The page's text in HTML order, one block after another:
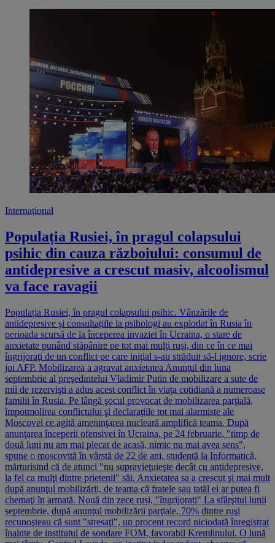
Internațional
Populația Rusiei, în pragul colapsului
psihic din cauza războiului: consumul de
antidepresive a crescut masiv, alcoolismul
va face ravagii
Populația Rusiei, în pragul colapsului psihic. Vânzările de
antidepresive şi consultaţiile la psihologi au explodat în Rusia în
perioada scursă de la începerea invaziei în Ucraina, o stare de
anxietate punând stăpânire pe tot mai mulţi ruşi, din ce în ce mai
îngrijoraţi de un conflict pe care iniţial s-au străduit să-l ignore, scrie
joi AFP. Mobilizarea a agravat anxietatea Anunţul din luna
septembrie al preşedintelui Vladimir Putin de mobilizare a sute de
mii de rezervişti a adus acest conflict în viaţa cotidiană a numeroase
familii în Rusia. Pe lângă şocul provocat de mobilizarea parţială,
împotmolirea conflictului şi declaraţiile tot mai alarmiste ale
Moscovei ce agită ameninţarea nucleară amplifică teama. După
anunţarea începerii ofensivei în Ucraina, pe 24 februarie, "timp de
două luni nu am mai plecat de acasă, nimic nu mai avea sens",
spune o moscovită în vârstă de 22 de ani, studentă la Informatică,
mărturisind că de atunci "nu supravieţuieşte decât cu antidepresive,
la fel ca mulţi dintre prietenii" săi. Anxietatea sa a crescut şi mai mult
după anunţul mobilizării, de teama că fratele sau tatăl ei ar putea fi
chemaţi în armată. Nouă din zece ruși, "îngrijorați" La sfârşitul lunii
septembrie, după anunţul mobilizării parţiale, 70% dintre ruşi
recunoşteau că sunt "stresaţi", un procent record niciodată înregistrat
înainte de institutul de sondare FOM, favorabil Kremlinului. O lună